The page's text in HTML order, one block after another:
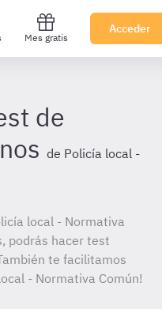
Mes gratis
Acceder
de
de Policía local -
local - Normativa
podrás hacer test
te facilitamos
- Normativa Común!